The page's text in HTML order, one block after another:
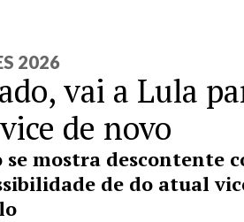
2026
vai a Lula
de novo
mostra descontente
de do atual